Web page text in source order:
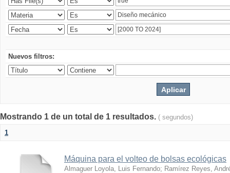
Nuevos filtros:
Mostrando 1 de un total de 1 resultados. ( segundos)
1
Máquina para el volteo de bolsas ecológicas
Almaguer Loyola, Luis Fernando; Ramírez Reyes,